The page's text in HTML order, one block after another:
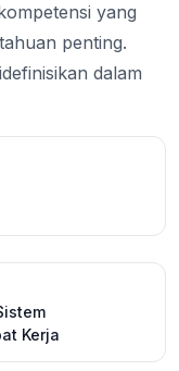
yang
penting.
dalam
Kerja